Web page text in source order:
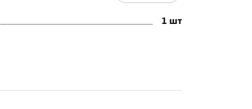
1 шт